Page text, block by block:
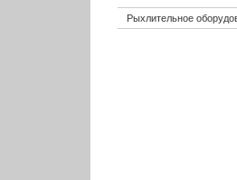
Рыхлительное